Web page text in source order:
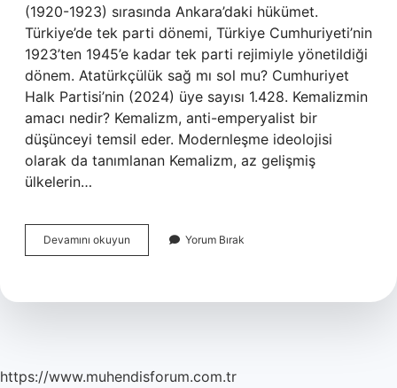
(1920-1923) sırasında Ankara’daki hükümet.
Türkiye’de tek parti dönemi, Türkiye Cumhuriyeti’nin
1923’ten 1945’e kadar tek parti rejimiyle yönetildiği
dönem. Atatürkçülük sağ mı sol mu? Cumhuriyet
Halk Partisi’nin (2024) üye sayısı 1.428. Kemalizmin
amacı nedir? Kemalizm, anti-emperyalist bir
düşünceyi temsil eder. Modernleşme ideolojisi
olarak da tanımlanan Kemalizm, az gelişmiş
ülkelerin…
Devamını okuyun Kemalist
Zihniyet
Yorum Bırak
https://www.muhendisforum.com.tr